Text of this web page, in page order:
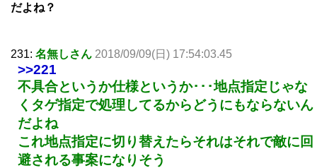
だよね？
231: 名無しさん 2018/09/09(日) 17:54:03.45
>>221
不具合というか仕様というか･･･地点指定じゃな
くタゲ指定で処理してるからどうにもならないん
だよね
これ地点指定に切り替えたらそれはそれで敵に回
避される事案になりそう